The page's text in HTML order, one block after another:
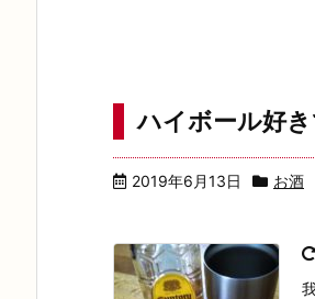
ハイボール好
2019年6月13日 お酒